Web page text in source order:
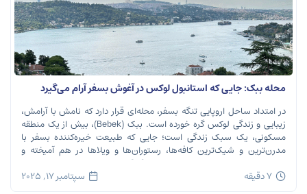
محله ببک: جایی که استانبول لوکس در آغوش بسفر آرام می‌گیرد
در امتداد ساحل اروپایی تنگه بسفر، محله‌ای قرار دارد که نامش با آرامش،
زیبایی و زندگی لوکس گره خورده است. ببک (Bebek)، بیش از یک منطقه
مسکونی، یک سبک زندگی است؛ جایی که طبیعت خیره‌کننده بسفر با
مدرن‌ترین و شیک‌ترین کافه‌ها، رستوران‌ها و ویلاها در هم آمیخته و
تصویری بی‌نظیر از استانبول معاصر را به […]
7 دقیقه سپتامبر 17, 2025